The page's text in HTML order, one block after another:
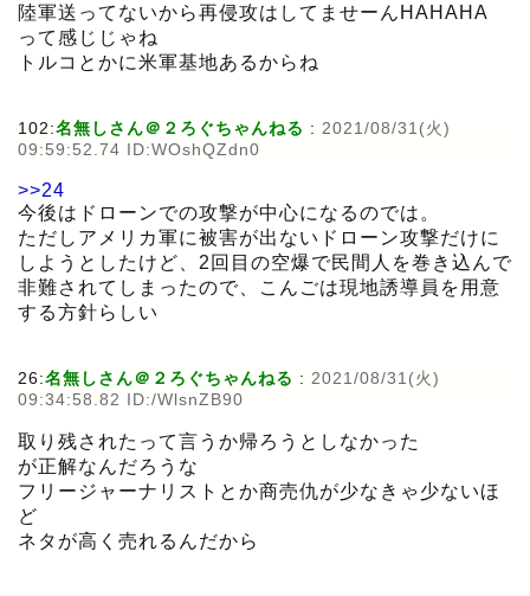
陸軍送ってないから再侵攻はしてませーんHAHAHA
って感じじゃね
トルコとかに米軍基地あるからね
102:名無しさん＠２ろぐちゃんねる : 2021/08/31(火)
09:59:52.74 ID:WOshQZdn0
>>24
今後はドローンでの攻撃が中心になるのでは。
ただしアメリカ軍に被害が出ないドローン攻撃だけに
しようとしたけど、2回目の空爆で民間人を巻き込んで
非難されてしまったので、こんごは現地誘導員を用意
する方針らしい
26:名無しさん＠２ろぐちゃんねる : 2021/08/31(火)
09:34:58.82 ID:/WlsnZB90
取り残されたって言うか帰ろうとしなかった
が正解なんだろうな
フリージャーナリストとか商売仇が少なきゃ少ないほ
ど
ネタが高く売れるんだから